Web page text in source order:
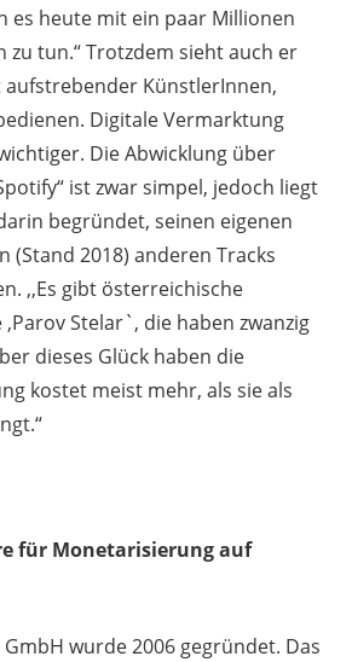
es heute mit ein paar Millionen
zu tun.“ Trotzdem sieht auch er
aufstrebender KünstlerInnen,
Digitale Vermarktung
Die Abwicklung über
ist zwar simpel, jedoch liegt
begründet, seinen eigenen
(Stand 2018) anderen Tracks
,,Es gibt österreichische
Stelar`, die haben zwanzig
dieses Glück haben die
kostet meist mehr, als sie als
für Monetarisierung auf
wurde 2006 gegründet. Das